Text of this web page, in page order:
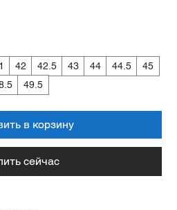
42 42.5 43 44 44.5
45
49.5
в корзину
сейчас